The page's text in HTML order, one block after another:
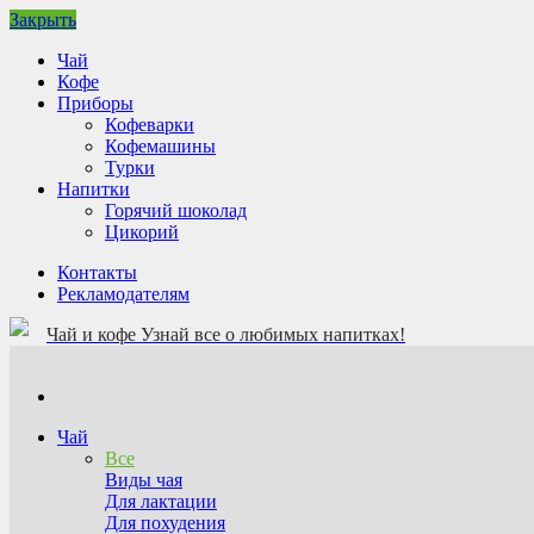
Закрыть
Чай
Кофе
Приборы
Кофеварки
Кофемашины
Турки
Напитки
Горячий шоколад
Цикорий
Контакты
Рекламодателям
Чай и кофе Узнай все о любимых напитках!
Чай
Все
Виды чая
Для лактации
Для похудения